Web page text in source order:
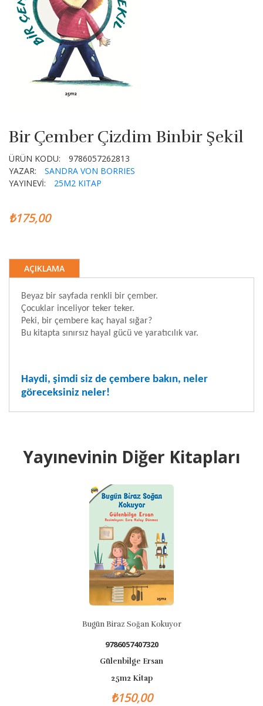
Bir Çember Çizdim Binbir Şekil
ÜRÜN KODU:
9786057262813
YAZAR:
SANDRA VON BORRIES
YAYINEVİ:
25M2 KITAP
₺175,00
AÇIKLAMA
Beyaz bir sayfada renkli bir çember.
Çocuklar inceliyor teker teker.
Peki, bir çembere kaç hayal sığar?
Bu kitapta sınırsız hayal gücü ve yaratıcılık var.
Haydi, şimdi siz de çembere bakın, neler
göreceksiniz neler!
Yayınevinin Diğer Kitapları
Bugün Biraz Soğan Kokuyor
9786057407320
Gülenbilge Ersan
25m2 Kitap
₺150,00